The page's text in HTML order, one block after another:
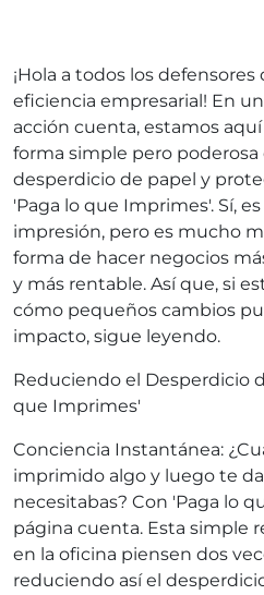
¡Hola a todos los
eficiencia empresarial! En
acción cuenta, estamos
forma simple pero poderosa
desperdicio de papel y
'Paga lo que Imprimes'. Sí,
impresión, pero es mucho
forma de hacer negocios
y más rentable. Así que, si
cómo pequeños cambios
impacto, sigue leyendo.
Reduciendo el Desperdicio
que Imprimes'
Conciencia Instantánea:
imprimido algo y luego te
necesitabas? Con 'Paga lo
página cuenta. Esta simple
en la oficina piensen dos
reduciendo así el